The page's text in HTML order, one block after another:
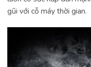
gũi với cỗ máy thời gian.